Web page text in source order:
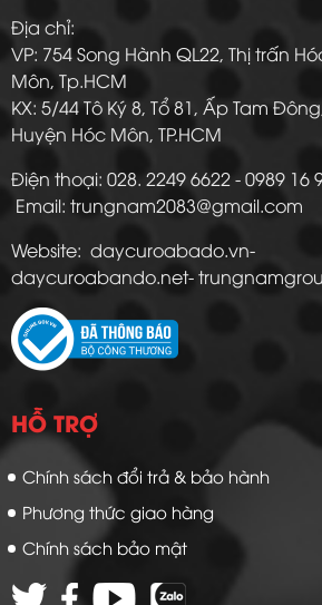
Địa chỉ:
VP: 754 Song Hành QL22, Thị trấn
Môn, Tp.HCM
KX: 5/44 Tô Ký 8, Tổ 81, Ấp Tam
Huyện Hóc Môn, TP.HCM
Điện thoại: 028. 2249 6622 -
Email: trungnam2083@gmail.com
Website: daycuroabado.vn-
daycuroabando.net-
HỖ TRỢ
Chính sách đổi trả & bảo hành
Phương thức giao hàng
Chính sách bảo mật